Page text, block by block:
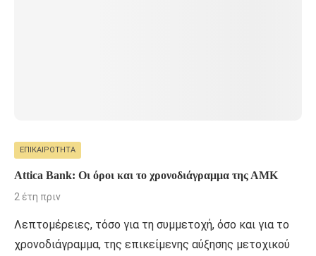
ΕΠΙΚΑΙΡΌΤΗΤΑ
Attica Bank: Οι όροι και το χρονοδιάγραμμα της ΑΜΚ
2 έτη πριν
Λεπτομέρειες, τόσο για τη συμμετοχή, όσο και για το
χρονοδιάγραμμα, της επικείμενης αύξησης μετοχικού